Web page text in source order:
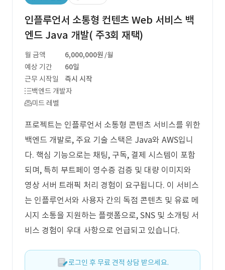
인플루언서 소통형 컨텐츠 Web 서비스 백
엔드 Java 개발( 주3회 재택)
월 금액 6,000,000원 /월
예상 기간
60일
근무 시작일
즉시 시작
백엔드 개발자
미드 레벨
프로젝트는 인플루언서 소통형 콘텐츠 서비스를 위한
백엔드 개발로, 주요 기술 스택은 Java와 AWS입니
다. 핵심 기능으로는 채팅, 구독, 결제 시스템이 포함
되며, 특히 부트페이 영수증 검증 및 대량 이미지와
영상 서버 트래픽 처리 경험이 요구됩니다. 이 서비스
는 인플루언서와 사용자 간의 독점 콘텐츠 및 유료 메
시지 소통을 지원하는 플랫폼으로, SNS 및 소개팅 서
비스 경험이 우대 사항으로 언급되고 있습니다.
로그인 후 무료 견적 상담 받으세요.